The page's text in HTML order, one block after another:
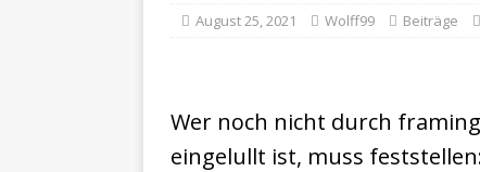
August 25, 2021 Wolff99 Beiträge
Wer noch nicht durch
eingelullt ist, muss